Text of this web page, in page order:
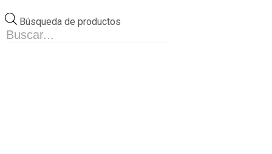
Búsqueda de productos